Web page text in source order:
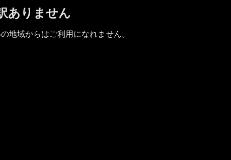
ありません
地域からはご利用になれません。